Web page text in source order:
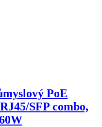
PoE
SFP combo,